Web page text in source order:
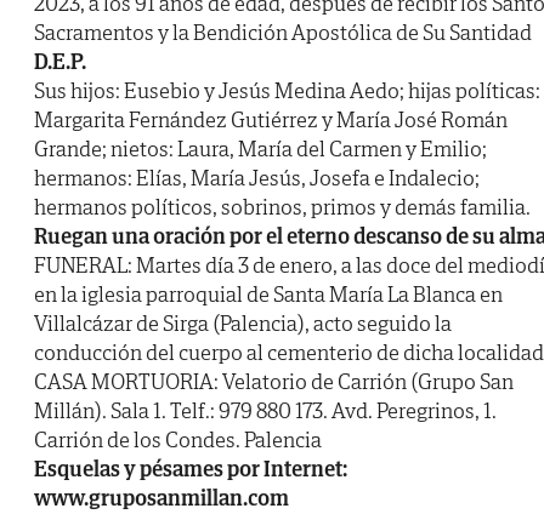
Sacramentos y la Bendición Apostólica de Su Santidad
D.E.P.
Sus hijos: Eusebio y Jesús Medina Aedo; hijas políticas:
Margarita Fernández Gutiérrez y María José Román
Grande; nietos: Laura, María del Carmen y Emilio;
hermanos: Elías, María Jesús, Josefa e Indalecio;
hermanos políticos, sobrinos, primos y demás familia.
Ruegan una oración por el eterno descanso de su
FUNERAL: Martes día 3 de enero, a las doce del
en la iglesia parroquial de Santa María La Blanca en
Villalcázar de Sirga (Palencia), acto seguido la
conducción del cuerpo al cementerio de dicha
CASA MORTUORIA: Velatorio de Carrión (Grupo San
Millán). Sala 1. Telf.: 979 880 173. Avd. Peregrinos, 1.
Carrión de los Condes. Palencia
Esquelas y pésames por Internet:
www.gruposanmillan.com